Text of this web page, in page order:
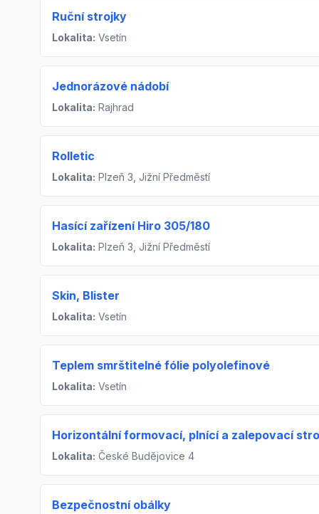
Ruční strojky
Lokalita: Vsetín
Jednorázové nádobí
Lokalita: Rajhrad
Rolletic
Lokalita: Plzeň 3, Jižní Předměstí
Hasící zařízení Hiro 305/180
Lokalita: Plzeň 3, Jižní Předměstí
Skin, Blister
Lokalita: Vsetín
Teplem smrštitelné fólie polyolefinové
Lokalita: Vsetín
Horizontální formovací, plnící a zalepovací
Lokalita: České Budějovice 4
Bezpečnostní obálky